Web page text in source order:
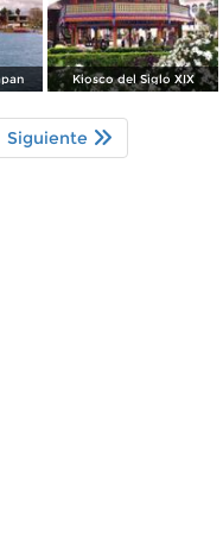
Kiosco del Siglo XIX
Siguiente